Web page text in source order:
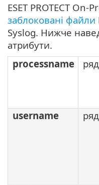
ESET PROTECT
заблоковані файли
Syslog. Нижче
атрибути.
processname
username